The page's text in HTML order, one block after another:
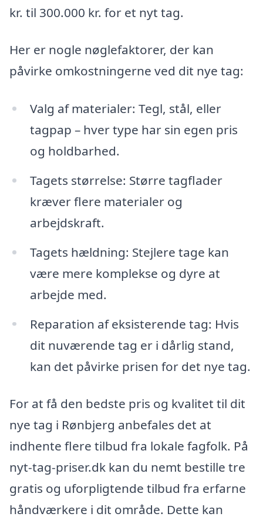
kr. til 300.000 kr. for et nyt tag.
Her er nogle nøglefaktorer, der kan
påvirke omkostningerne ved dit nye tag:
Valg af materialer: Tegl, stål, eller
tagpap – hver type har sin egen pris
og holdbarhed.
Tagets størrelse: Større tagflader
kræver flere materialer og
arbejdskraft.
Tagets hældning: Stejlere tage kan
være mere komplekse og dyre at
arbejde med.
Reparation af eksisterende tag: Hvis
dit nuværende tag er i dårlig stand,
kan det påvirke prisen for det nye tag.
For at få den bedste pris og kvalitet til dit
nye tag i Rønbjerg anbefales det at
indhente flere tilbud fra lokale fagfolk. På
nyt-tag-priser.dk kan du nemt bestille tre
gratis og uforpligtende tilbud fra erfarne
håndværkere i dit område. Dette kan